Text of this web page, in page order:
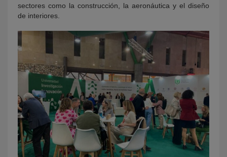
sectores como la construcción, la aeronáutica y el diseño
de interiores.